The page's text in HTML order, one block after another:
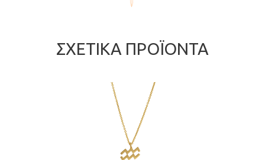
ΣΧΕΤΙΚΆ ΠΡΟΪΌΝΤΑ